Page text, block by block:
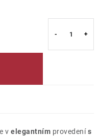
v elegantním provedenís